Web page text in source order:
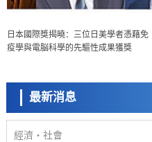
日本國際獎揭曉：三位日美學者憑藉免
疫學與電脳科學的先驅性成果獲獎
最新消息
【AI法下篇】如何應對AI的不可
政策
日本科研費增設國際共同研究強
展研究
經濟・社會